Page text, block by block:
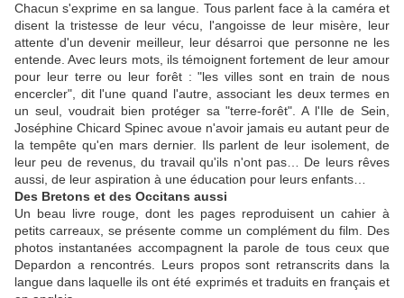
Chacun s'exprime en sa langue. Tous parlent face à la caméra et
disent la tristesse de leur vécu, l'angoisse de leur misère, leur
attente d'un devenir meilleur, leur désarroi que personne ne les
entende. Avec leurs mots, ils témoignent fortement de leur amour
pour leur terre ou leur forêt : "les villes sont en train de nous
encercler", dit l'une quand l'autre, associant les deux termes en
un seul, voudrait bien protéger sa "terre-forêt". A l'Ile de Sein,
Joséphine Chicard Spinec avoue n'avoir jamais eu autant peur de
la tempête qu'en mars dernier. Ils parlent de leur isolement, de
leur peu de revenus, du travail qu'ils n'ont pas… De leurs rêves
aussi, de leur aspiration à une éducation pour leurs enfants…
Des Bretons et des Occitans aussi
Un beau livre rouge, dont les pages reproduisent un cahier à
petits carreaux, se présente comme un complément du film. Des
photos instantanées accompagnent la parole de tous ceux que
Depardon a rencontrés. Leurs propos sont retranscrits dans la
langue dans laquelle ils ont été exprimés et traduits en français et